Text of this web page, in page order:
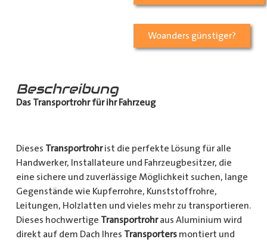
Woanders günstiger?
Beschreibung
Das Transportrohr für ihr Fahrzeug
Dieses Transportrohrist die perfekte Lösung für alle
Handwerker, Installateure und Fahrzeugbesitzer, die
eine sichere und zuverlässige Möglichkeit suchen, lange
Gegenstände wie Kupferrohre, Kunststoffrohre,
Leitungen, Holzlatten und vieles mehr zu transportieren.
Dieses hochwertige Transportrohraus Aluminium wird
direkt auf dem Dach Ihres Transportersmontiert und